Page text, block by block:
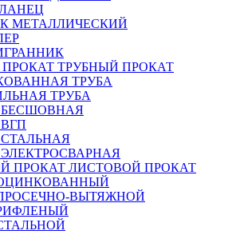
МЕТАЛЛИЧЕСКИЙ
ТРУБНЫЙ ПРОКАТ
ТРУБА
ТРУБА
БЕСШОВНАЯ
СТАЛЬНАЯ
ЛИСТОВОЙ ПРОКАТ
ВЫТЯЖНОЙ